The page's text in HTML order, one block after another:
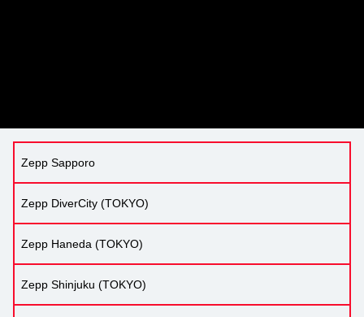
Zepp Sapporo
Zepp DiverCity (TOKYO)
Zepp Haneda (TOKYO)
Zepp Shinjuku (TOKYO)